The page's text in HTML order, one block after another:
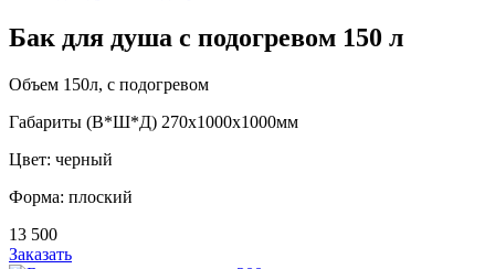
Бак для душа с подогревом 150 л
Объем 150л, с подогревом
Габариты (В*Ш*Д) 270х1000х1000мм
Цвет: черный
Форма: плоский
13 500
Заказать